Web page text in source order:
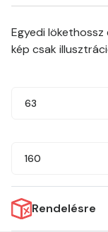
Egyedi lökethossz
kép csak
63
160
Rendelésre